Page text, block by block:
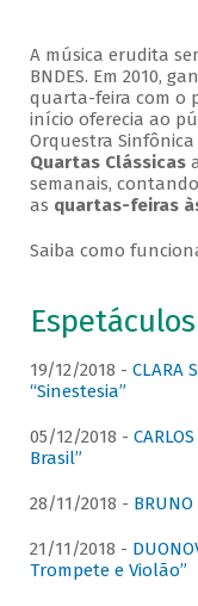
A música erudita
BNDES. Em 2010,
quarta-feira com o
início oferecia ao
Orquestra Sinfônica
Quartas Clássicas
semanais,
as quartas-feiras
Saiba como
19/12/2018 - CLARA
“Sinestesia”
05/12/2018 -
Brasil”
28/11/2018 -
21/11/2018 -
Trompete e Violão”